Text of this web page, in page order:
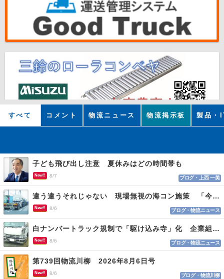
すべて コメント 物流ニュース 物流掲示板 製品・
子ども飛び出し注意 夏休みはどの時間帯も
New!! 8/7 ブログ・上西 一美
違う違うそれじゃない 現場無視の海コン施策 「今でも平均２～３時間は待つ」
New!! 8/6 ブログ・物流ニュース
白ナンバートラック規制で「駆け込み寺」化 企業組合が入会基準を見直しへ
New!! 8/6 ブログ・物流ニュース
第739回物流川柳 2026年8月6日号
New!! 8/6 ブログ・物流川柳